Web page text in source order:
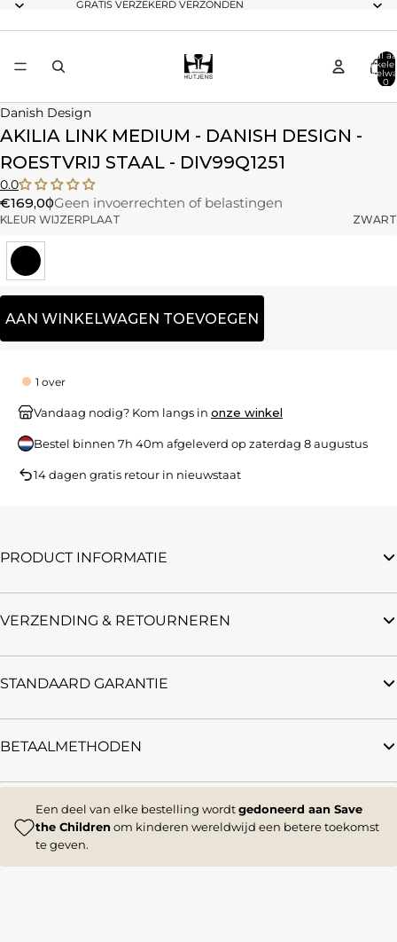
GRATIS VERZEKERD VERZONDEN
Totaal
0
Danish Design
AKILIA LINK MEDIUM - DANISH DESIGN -
ROESTVRIJ STAAL - DIV99Q1251
0.0
€169,00Geen invoerrechten of belastingen
KLEUR WIJZERPLAAT ZWART
AAN WINKELWAGEN TOEVOEGEN
1 over
Vandaag nodig? Kom langs in onze winkel
Bestel binnen 7h 40m afgeleverd opzaterdag 8 augustus
14 dagen gratis retour in nieuwstaat
PRODUCT INFORMATIE
VERZENDING & RETOURNEREN
STANDAARD GARANTIE
BETAALMETHODEN
Een deel van elke bestelling wordtgedoneerd aan Save
the Children om kinderen wereldwijd een betere toekomst
te geven.